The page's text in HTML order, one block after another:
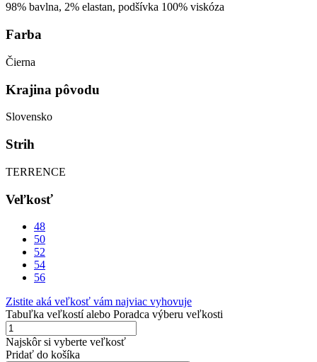
98% bavlna, 2% elastan, podšívka 100% viskóza
Farba
Čierna
Krajina pôvodu
Slovensko
Strih
TERRENCE
Veľkosť
48
50
52
54
56
Zistite aká veľkosť vám najviac vyhovuje
Tabuľka veľkostí alebo Poradca výberu veľkosti
Najskôr si vyberte veľkosť
Pridať do košíka